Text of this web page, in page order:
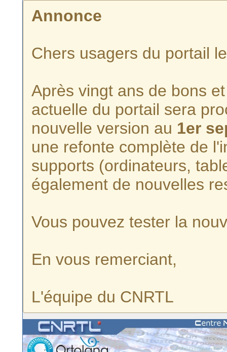
Annonce
Chers usagers du portail
Après vingt ans de bons
actuelle du portail sera
nouvelle version au 1er
une refonte complète de
supports (ordinateurs,
également de nouvelles
Vous pouvez tester la
En vous remerciant,
L'équipe du CNRTL